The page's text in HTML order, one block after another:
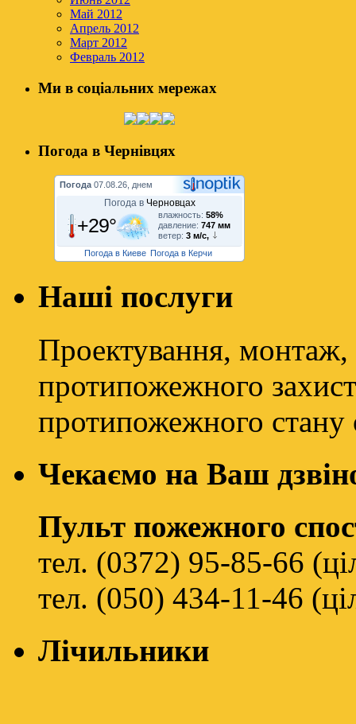
Май 2012
Апрель 2012
Март 2012
Февраль 2012
Ми в соціальних мережах
Погода в Чернівцях
Погода 07.08.26, днем
Погода в Черновцах
+29° влажность: 58%
давление: 747 мм
ветер: 3 м/с,
Погода в Киеве Погода в Керчи
Наші послуги
Проектування, монтаж,
протипожежного
протипожежного стану
Чекаємо на Ваш
Пульт пожежного
тел. (0372) 95-85-66
тел. (050) 434-11-46
Лічильники